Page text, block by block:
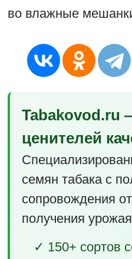
во влажные
Tabakovod.ru
ценителей
семян табака с
сопровождения
получения
✓ 150+ сортов